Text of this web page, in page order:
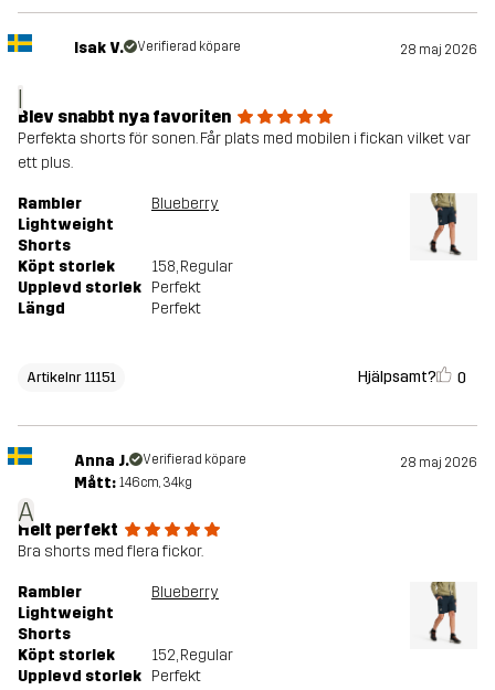
I
Isak V. Verifierad köpare 28 maj 2026
Blev snabbt nya favoriten
Perfekta shorts för sonen. Får plats med mobilen i fickan vilket var
ett plus.
Rambler
Lightweight
Shorts
Blueberry
Köpt storlek 158, Regular
Upplevd storlek Perfekt
Längd
Perfekt
Artikelnr 11151 Hjälpsamt? 0
A
Anna J. Verifierad köpare 28 maj 2026
Mått: 146cm, 34kg
Helt perfekt
Bra shorts med flera fickor.
Rambler
Lightweight
Shorts
Blueberry
Köpt storlek 152, Regular
Upplevd storlek Perfekt